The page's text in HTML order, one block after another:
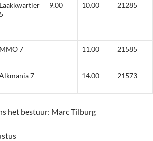
Laakkwartier
5
9.00 10.00 21285
MMO 7 11.00 21585
7 14.00 21573
het bestuur: Marc Tilburg